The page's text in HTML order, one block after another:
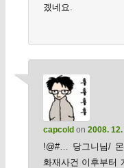
곘네요.
capcoldon 2008.
!@#… 당그니님/
화재사건 이후부터